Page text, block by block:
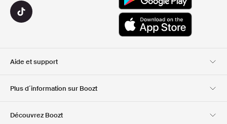
Aide et support
Plus d´information sur Boozt
Découvrez Boozt